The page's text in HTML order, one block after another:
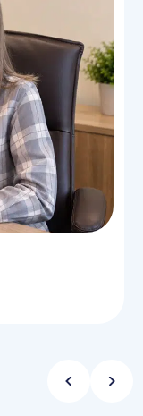
Стрелка